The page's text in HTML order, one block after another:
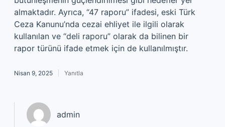
almaktadır. Ayrıca, “47 raporu” ifadesi, eski Türk
Ceza Kanunu’nda cezai ehliyet ile ilgili olarak
kullanılan ve “deli raporu” olarak da bilinen bir
rapor türünü ifade etmek için de kullanılmıştır.
Nisan 9, 2025 Yanıtla
admin